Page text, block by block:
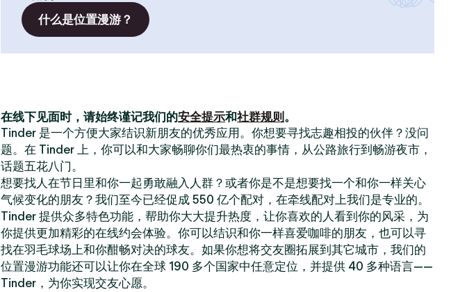
什么是位置漫游？
在线下见面时，请始终谨记我们的安全提示和社群规则 。
Tinder 是一个方便大家结识新朋友的优秀应用。你想要寻找志趣相投的伙伴？没问
题。在 Tinder 上，你可以和大家畅聊你们最热衷的事情，从公路旅行到畅游夜市，
话题五花八门。
想要找人在节日里和你一起勇敢融入人群？或者你是不是想要找一个和你一样关心
气候变化的朋友？我们至今已经促成 550 亿个配对，在牵线配对上我们是专业的。
Tinder 提供众多特色功能，帮助你大大提升热度，让你喜欢的人看到你的风采，为
你提供更加精彩的在线约会体验。你可以结识和你一样喜爱咖啡的朋友，也可以寻
找在羽毛球场上和你酣畅对决的球友。如果你想将交友圈拓展到其它城市，我们的
位置漫游功能还可以让你在全球 190 多个国家中任意定位，并提供 40 多种语言——
Tinder，为你实现交友心愿。